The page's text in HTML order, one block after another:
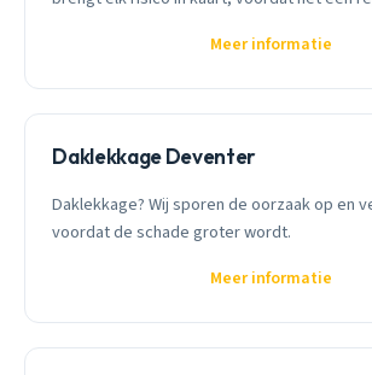
Meer informatie
Daklekkage Deventer
Daklekkage? Wij sporen de oorzaak op en
voordat de schade groter wordt.
Meer informatie